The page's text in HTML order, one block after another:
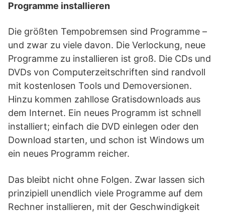
Programme installieren
Die größten Tempobremsen sind Programme –
und zwar zu viele davon. Die Verlockung, neue
Programme zu installieren ist groß. Die CDs und
DVDs von Computerzeitschriften sind randvoll
mit kostenlosen Tools und Demoversionen.
Hinzu kommen zahllose Gratisdownloads aus
dem Internet. Ein neues Programm ist schnell
installiert; einfach die DVD einlegen oder den
Download starten, und schon ist Windows um
ein neues Programm reicher.
Das bleibt nicht ohne Folgen. Zwar lassen sich
prinzipiell unendlich viele Programme auf dem
Rechner installieren, mit der Geschwindigkeit